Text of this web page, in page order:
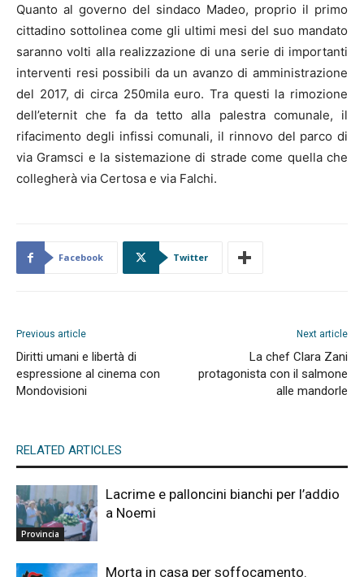
Quanto al governo del sindaco Madeo, proprio il primo
cittadino sottolinea come gli ultimi mesi del suo mandato
saranno volti alla realizzazione di una serie di importanti
interventi resi possibili da un avanzo di amministrazione
del 2017, di circa 250mila euro. Tra questi la rimozione
dell’eternit che fa da tetto alla palestra comunale, il
rifacimento degli infissi comunali, il rinnovo del parco di
via Gramsci e la sistemazione di strade come quella che
collegherà via Certosa e via Falchi.
Facebook Twitter
Previous article
Diritti umani e libertà di
espressione al cinema con
Mondovisioni
Next article
La chef Clara Zani
protagonista con il salmone
alle mandorle
RELATED ARTICLES
Provincia
Lacrime e palloncini bianchi per l’addio
a Noemi
Morta in casa per soffocamento.